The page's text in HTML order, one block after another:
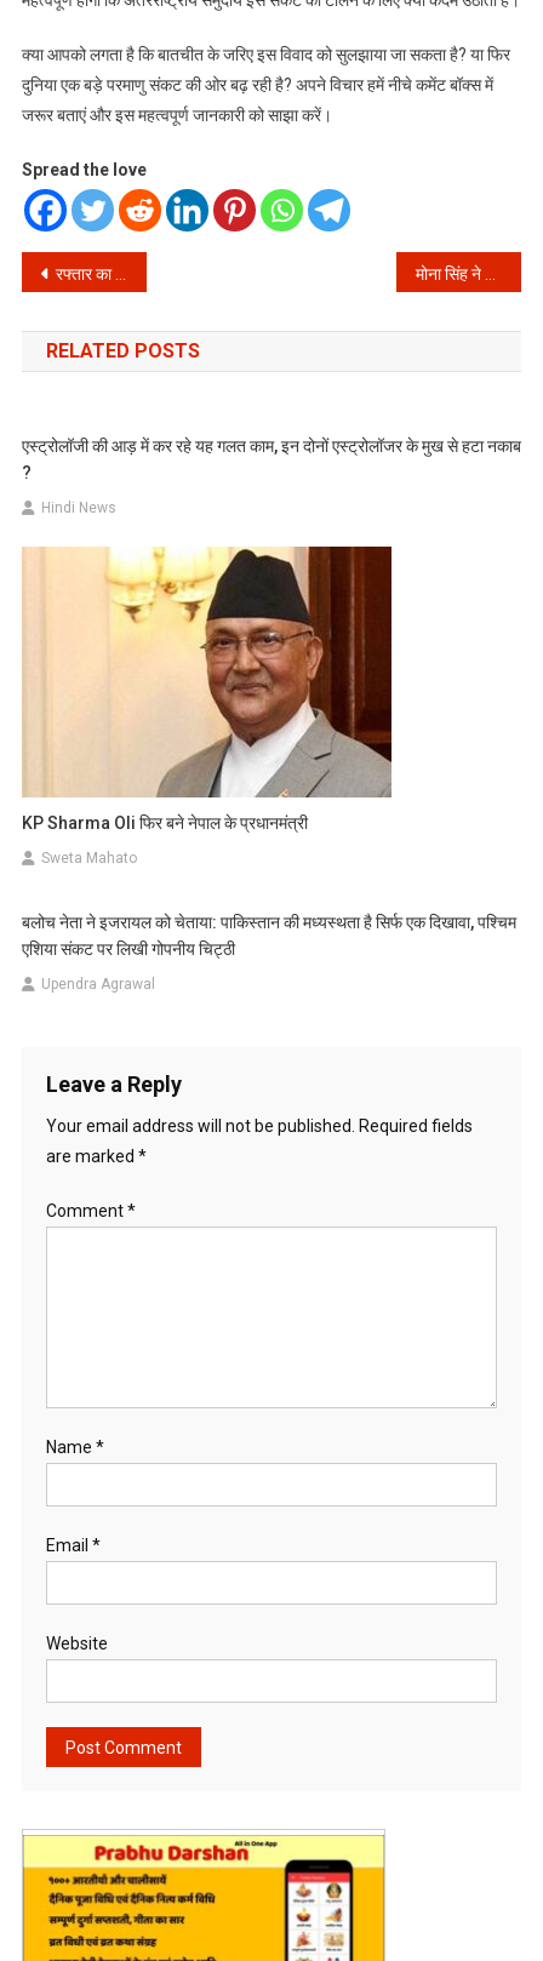
क्या आपको लगता है कि बातचीत के जरिए इस विवाद को सुलझाया जा सकता है? या फिर
दुनिया एक बड़े परमाणु संकट की ओर बढ़ रही है? अपने विचार हमें नीचे कमेंट बॉक्स में
जरूर बताएं और इस महत्वपूर्ण जानकारी को साझा करें।
Spread the love
Post
navigation
रफ्तार का नया बादशाह: अशोक शर्मा ने आईपीएल 2026 में 154.2 किमी की गति से फेंकी सबसे तेज़ गेंद, वीडियो हुआ वायरल
RELATED POSTS
एस्ट्रोलॉजी की आड़ में कर रहे यह गलत काम, इन दोनों एस्ट्रोलॉजर के मुख से हटा नकाब
?
Hindi News
KP Sharma Oli फिर बने नेपाल के प्रधानमंत्री
Sweta Mahato
बलोच नेता ने इजरायल को चेताया: पाकिस्तान की मध्यस्थता है सिर्फ एक दिखावा, पश्चिम
एशिया संकट पर लिखी गोपनीय चिट्ठी
Upendra Agrawal
Leave a Reply
Your email address will not be published.
Required fields
are marked *
Comment*
Name *
Email *
Website